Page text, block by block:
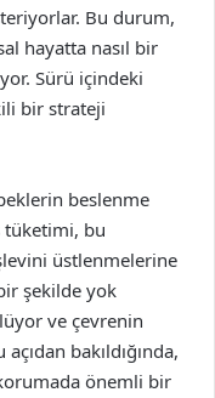
Bu durum,
hayatta nasıl bir
Sürü içindeki
bir strateji
beslenme
tüketimi, bu
üstlenmelerine
şekilde yok
ve çevrenin
bakıldığında,
önemli bir